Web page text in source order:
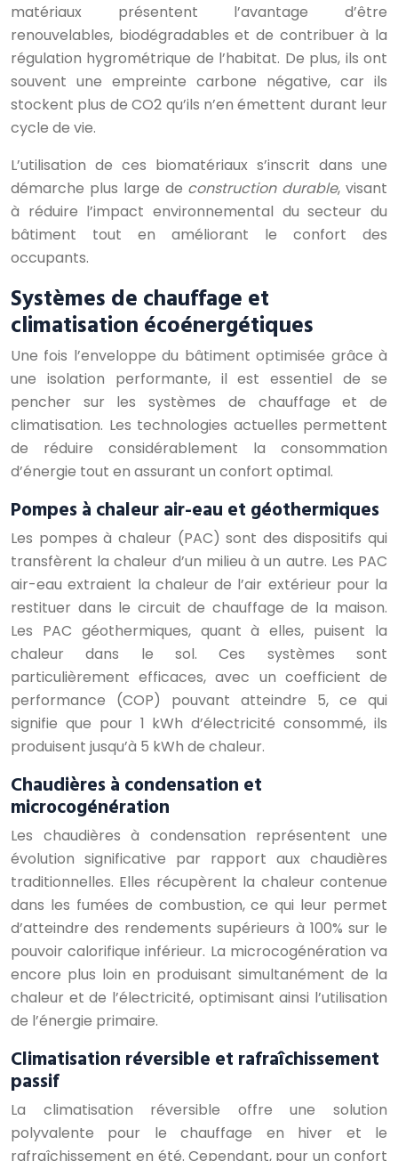
matériaux présentent l’avantage d’être
renouvelables, biodégradables et de contribuer à la
régulation hygrométrique de l’habitat. De plus, ils ont
souvent une empreinte carbone négative, car ils
stockent plus de CO2 qu’ils n’en émettent durant leur
cycle de vie.
L’utilisation de ces biomatériaux s’inscrit dans une
démarche plus large de construction durable, visant
à réduire l’impact environnemental du secteur du
bâtiment tout en améliorant le confort des
occupants.
Systèmes de chauffage et
climatisation écoénergétiques
Une fois l’enveloppe du bâtiment optimisée grâce à
une isolation performante, il est essentiel de se
pencher sur les systèmes de chauffage et de
climatisation. Les technologies actuelles permettent
de réduire considérablement la consommation
d’énergie tout en assurant un confort optimal.
Pompes à chaleur air-eau et géothermiques
Les pompes à chaleur (PAC) sont des dispositifs qui
transfèrent la chaleur d’un milieu à un autre. Les PAC
air-eau extraient la chaleur de l’air extérieur pour la
restituer dans le circuit de chauffage de la maison.
Les PAC géothermiques, quant à elles, puisent la
chaleur dans le sol. Ces systèmes sont
particulièrement efficaces, avec un coefficient de
performance (COP) pouvant atteindre 5, ce qui
signifie que pour 1 kWh d’électricité consommé, ils
produisent jusqu’à 5 kWh de chaleur.
Chaudières à condensation et
microcogénération
Les chaudières à condensation représentent une
évolution significative par rapport aux chaudières
traditionnelles. Elles récupèrent la chaleur contenue
dans les fumées de combustion, ce qui leur permet
d’atteindre des rendements supérieurs à 100% sur le
pouvoir calorifique inférieur. La microcogénération va
encore plus loin en produisant simultanément de la
chaleur et de l’électricité, optimisant ainsi l’utilisation
de l’énergie primaire.
Climatisation réversible et rafraîchissement
passif
La climatisation réversible offre une solution
polyvalente pour le chauffage en hiver et le
rafraîchissement en été. Cependant, pour un confort